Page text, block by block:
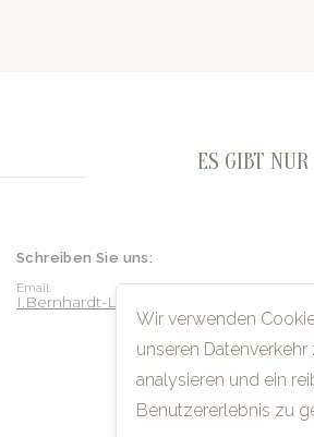
ES GIBT
Schreiben Sie uns:
Email:
I.Bernhardt-Lichtenwald@gmx.de
Wir verwenden
unseren Datenverkehr
analysieren und ein
Benutzererlebnis zu